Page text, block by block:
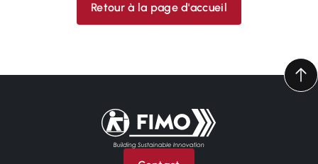
Retour à la page d'accueil
Retour à l'accueil